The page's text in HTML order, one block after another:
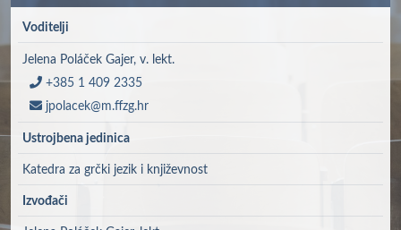
Voditelji
Jelena Poláček Gajer, v. lekt.
+385 1 409 2335
jpolacek@m.ffzg.hr
Ustrojbena jedinica
Katedra za grčki jezik i književnost
Izvođači